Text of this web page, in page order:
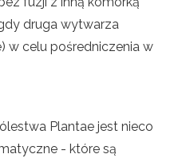
druga wytwarza
w celu pośredniczenia w
Plantae jest nieco
- które są